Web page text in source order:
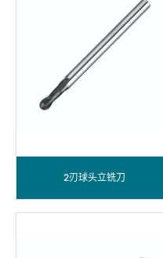
2刃球头立铣刀